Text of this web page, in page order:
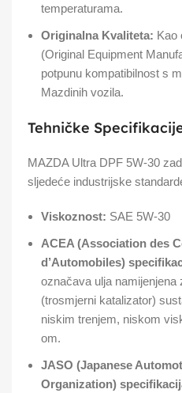
temperaturama.
Originalna Kvaliteta: Kao
(Original Equipment
potpunu kompatibilnost s
Mazdinih vozila.
Tehničke
MAZDA Ultra DPF 5W-30
sljedeće industrijske
Viskoznost: SAE 5W-30
ACEA (Association des
d’Automobiles)
označava ulja
(trosmjerni katalizator)
niskim trenjem, niskom
om.
JASO (Japanese
Organization)